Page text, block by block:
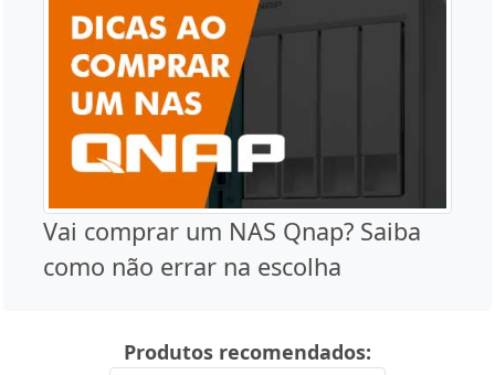
Vai comprar um NAS Qnap? Saiba
como não errar na escolha
Produtos recomendados: